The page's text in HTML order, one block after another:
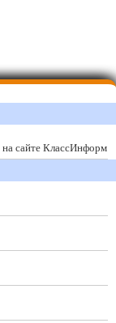
на сайте КлассИнформ